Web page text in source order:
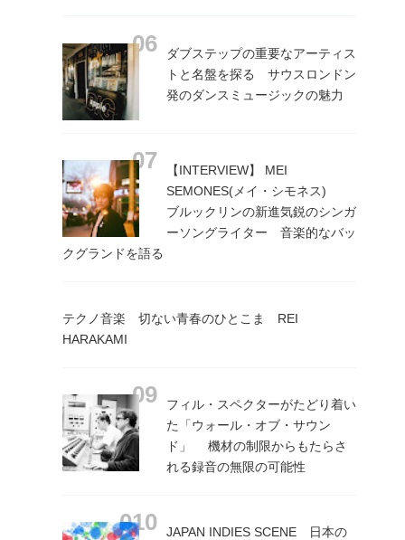
ダブステップの重要なアーティス
トと名盤を探る サウスロンドン
発のダンスミュージックの魅力
【INTERVIEW】 MEI
SEMONES(メイ・シモネス)
ブルックリンの新進気鋭のシンガ
ーソングライター 音楽的なバッ
クグランドを語る
テクノ音楽 切ない青春のひとこま REI
HARAKAMI
フィル・スペクターがたどり着い
た「ウォール・オブ・サウン
ド」 機材の制限からもたらさ
れる録音の無限の可能性
JAPAN INDIES SCENE 日本の